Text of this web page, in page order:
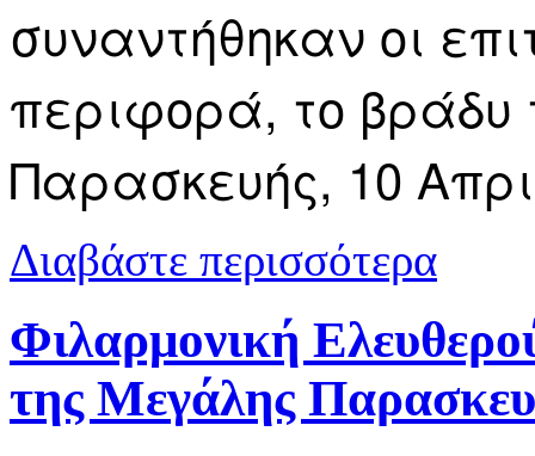
συναντήθηκαν οι
περιφορά, το βράδυ
Παρασκευής, 10
Διαβάστε περισσότερα
Φιλαρμονική
της Μεγάλης